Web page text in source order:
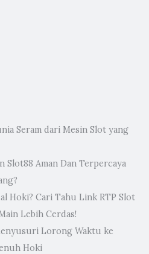
Seram dari Mesin Slot yang
Slot88 Aman Dan Terpercaya
Hoki? Cari Tahu Link RTP Slot
Lebih Cerdas!
Lorong Waktu ke
Hoki